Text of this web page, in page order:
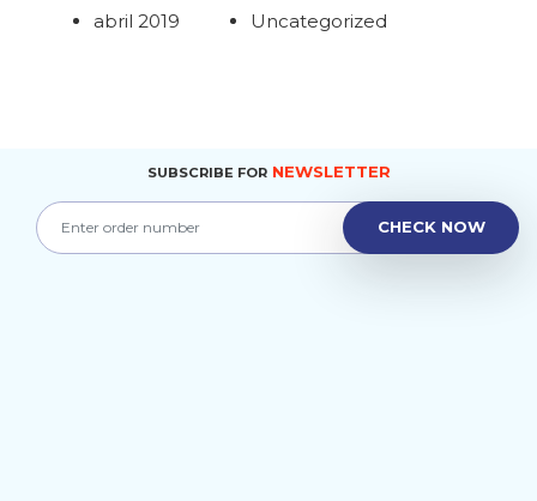
abril 2019 Uncategorized
SUBSCRIBE FORNEWSLETTER